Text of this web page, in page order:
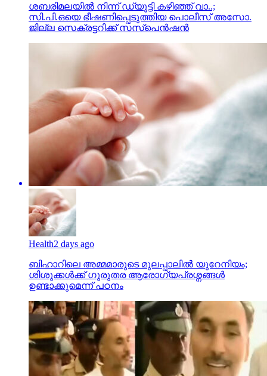
ശബരിമലയില്‍ നിന്ന് ഡ്യൂട്ടി കഴിഞ്ഞ് വാ..;
സി.പി.ഒയെ ഭീഷണിപ്പെടുത്തിയ പൊലീസ് അസോ.
ജില്ല സെക്രട്ടറിക്ക് സസ്‌പെന്‍ഷന്‍
Health2 days ago
ബിഹാറിലെ അമ്മമാരുടെ മുലപ്പാലിൽ യുറേനിയം;
ശിശുക്കൾക്ക് ​ഗുരുതര ആരോ​ഗ്യപ്രശ്നങ്ങൾ
ഉണ്ടാക്കുമെന്ന് പഠനം